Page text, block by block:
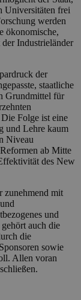
Universitäten frei
werden
ökonomische,
Industrieländer
der
staatliche
Grundmittel für
Folge ist eine
und Lehre kaum
Niveau
ab Mitte
des New
zunehmend mit
und
auch die
die
sowie
Allen voran